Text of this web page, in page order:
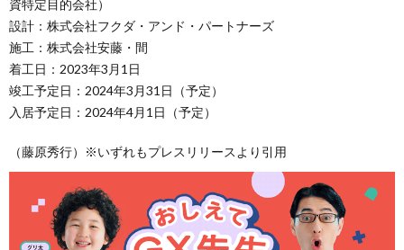
資特定目的会社）
設計：株式会社フクダ・アンド・パートナーズ
施工：株式会社安藤・間
着工日：2023年3月1日
竣工予定日：2024年3月31日（予定）
入居予定日：2024年4月1日（予定）
（藤原秀行）※いずれもプレスリリースより引用